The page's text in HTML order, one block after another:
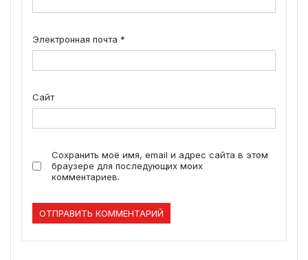
Электронная почта *
Сайт
Сохранить моё имя, email и адрес сайта в этом
браузере для последующих моих
комментариев.